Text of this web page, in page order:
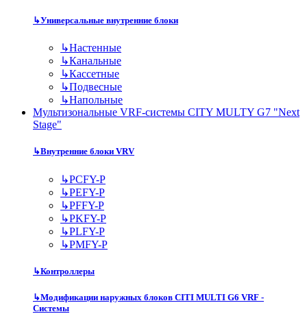
↳Универсальные внутренние блоки
↳Настенные
↳Канальные
↳Кассетные
↳Подвесные
↳Напольные
Мультизональные VRF-системы CITY MULTY G7 "Next
Stage"
↳Внутренние блоки VRV
↳PCFY-P
↳PEFY-P
↳PFFY-P
↳PKFY-P
↳PLFY-P
↳PMFY-P
↳Контроллеры
↳Модификации наружных блоков CITI MULTI G6 VRF -
Системы